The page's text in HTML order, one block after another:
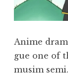
Anime
gue one of
musim